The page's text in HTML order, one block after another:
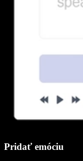
Pridať emóciu